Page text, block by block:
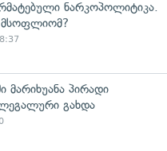
ნარკოპოლიტიკა.
მსოფლიომ?
მარიხუანა პირადი
გახდა